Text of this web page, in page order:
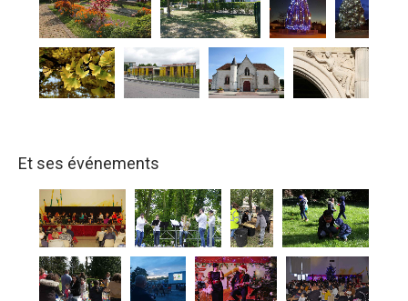
Et ses événements